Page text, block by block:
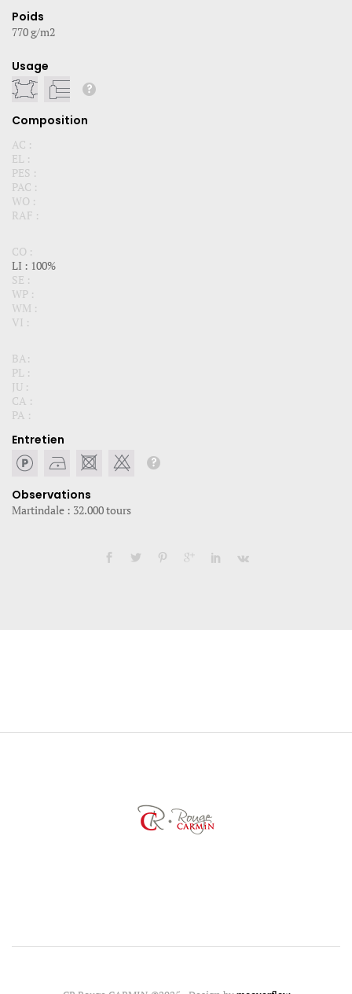
Poids
770 g/m2
Usage
Composition
AC :
EL :
PES :
PAC :
WO :
RAF :
CO :
LI : 100%
SE :
WP :
WM :
VI :
BA:
PL :
JU :
CA :
PA :
Entretien
Observations
Martindale : 32.000 tours